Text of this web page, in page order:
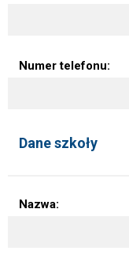
Numer telefonu:
Dane szkoły
Nazwa: